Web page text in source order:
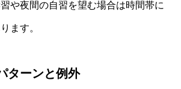
や夜間の自習を望む場合は時間帯に
ます。
ターンと例外